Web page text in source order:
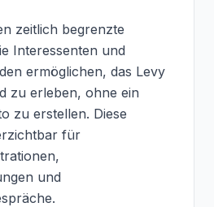
zeitlich begrenzte
Interessenten und
ermöglichen, das Levy
zu erleben, ohne ein
zu erstellen. Diese
für
und